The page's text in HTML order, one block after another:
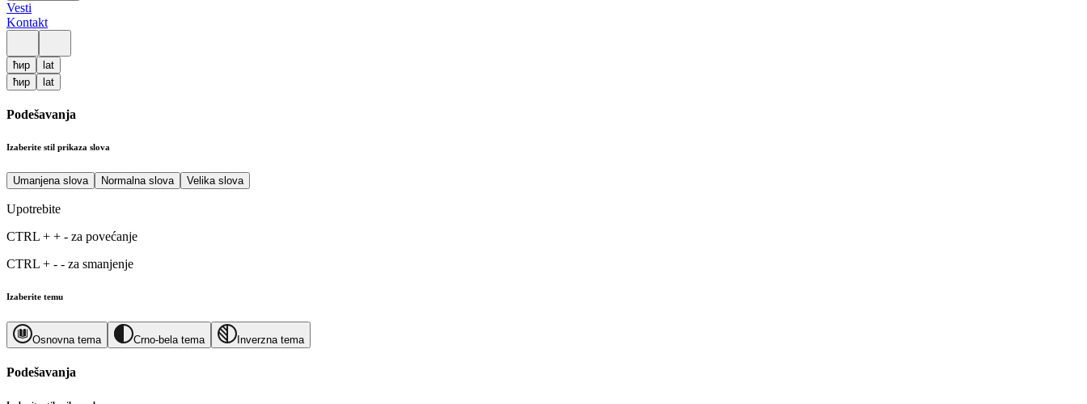
Vesti
Kontakt
ћир
lat
ћир
lat
Podešavanja
Izaberite stil prikaza slova
Umanjena slova Normalna slova Velika slova
Upotrebite
CTRL + + - za povećanje
CTRL + - - za smanjenje
Izaberite temu
Osnovna tema Crno-bela tema Inverzna tema
Podešavanja